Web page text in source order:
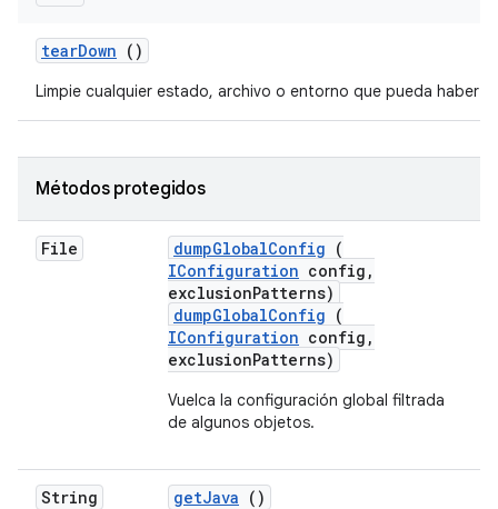
tearDown ()
Limpie cualquier estado, archivo o entorno que pueda haber
Métodos protegidos
File dumpGlobalConfig (
IConfiguration config ,
exclusionPatterns)
dumpGlobalConfig (
IConfiguration config,
exclusionPatterns)
Vuelca la configuración global filtrada
de algunos objetos.
String getJava ()